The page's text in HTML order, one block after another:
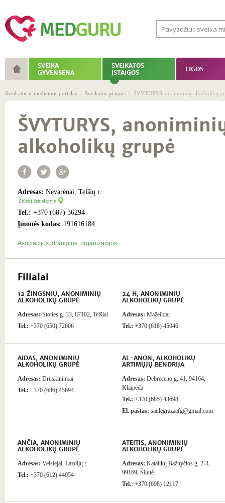
SVEIKA
GYVENSENA
SVEIKATOS
ĮSTAIGOS
LIGOS
Sveikatos ir medicinos portalas Sveikatos įstaigos ŠVYTURYS, anoniminių alkoholikų
ŠVYTURYS,
alkoholikų grupė
Adresas: Nevarėnai, Telšių r.
Žiūrėti žemėlapyje
Tel.: +370 (687) 36294
Įmonės kodas: 191616184
Asociacijos, draugijos, organizacijos
Filialai
12 ŽINGSNIŲ, ANONIMINIŲ
ALKOHOLIKŲ GRUPĖ
Adresas: Stoties g. 33, 87102, Telšiai
Tel.: +370 (650) 72606
24 H, ANONIMINIŲ
ALKOHOLIKŲ GRUPĖ
Adresas: Mažeikiai
Tel.: +370 (618) 45046
AIDAS, ANONIMINIŲ
ALKOHOLIKŲ GRUPĖ
Adresas: Druskininkai
Tel.: +370 (686) 45694
AL-ANON, ALKOHOLIKŲ
ARTIMŲJŲ BENDRIJA
Adresas: Debreceno g. 41, 94164,
Klaipėda
Tel.: +370 (685) 43698
El. paštas: saulegrazaafg@gmail.com
ANČIA, ANONIMINIŲ
ALKOHOLIKŲ GRUPĖ
Adresas: Veisiejai, Lazdijų r.
Tel.: +370 (612) 44054
ATEITIS, ANONIMINIŲ
ALKOHOLIKŲ GRUPĖ
Adresas: Katalikų Bažnyčios g. 2-3,
99169, Šilutė
Tel.: +370 (698) 12117